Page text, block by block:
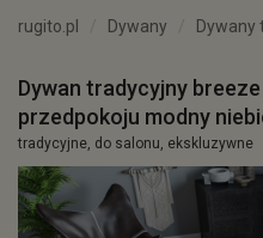
rugito.pl Dywany Dywany
Dywan tradycyjny
przedpokoju modny
tradycyjne, do salonu, ekskluzywne